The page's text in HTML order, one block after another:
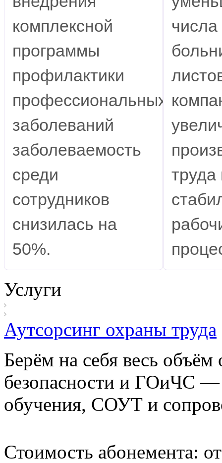
комплексной
программы
профилактики
профессиональных
заболеваний
заболеваемость
среди
сотрудников
снизилась на
50%.
числа
труда
Услуги
Аутсорсинг охраны труда
Берём на себя весь
безопасности и ГОиЧС —
обучения, СОУТ и
Стоимость абонемента: